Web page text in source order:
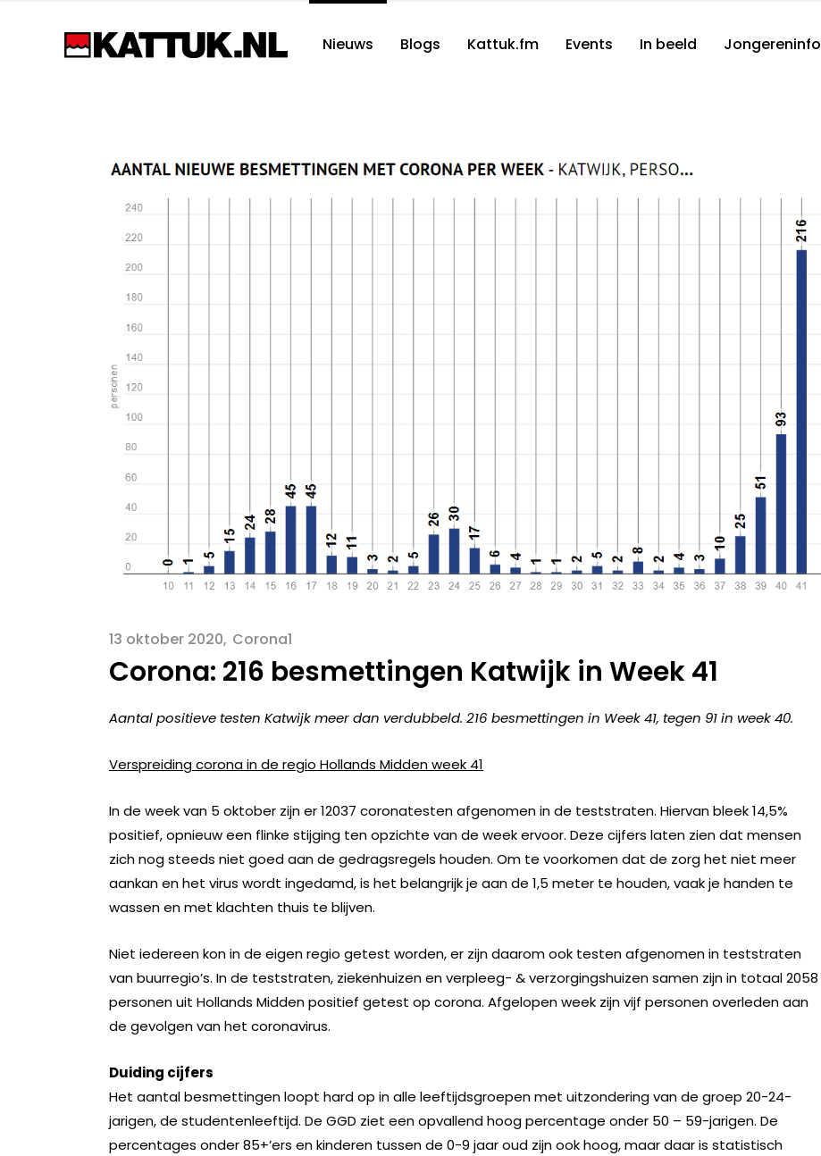
Nieuws Blogs Kattuk.fm Events In beeld Jongereninfo
13 oktober 2020 Corona1
Corona: 216 besmettingen Katwijk in Week 41
Aantal positieve testen Katwijk meer dan verdubbeld. 216 besmettingen in Week 41, tegen 91 in week 40.
Verspreiding corona in de regio Hollands Midden week 41
In de week van 5 oktober zijn er 12037 coronatesten afgenomen in de teststraten. Hiervan bleek 14,5%
positief, opnieuw een flinke stijging ten opzichte van de week ervoor. Deze cijfers laten zien dat mensen
zich nog steeds niet goed aan de gedragsregels houden. Om te voorkomen dat de zorg het niet meer
aankan en het virus wordt ingedamd, is het belangrijk je aan de 1,5 meter te houden, vaak je handen te
wassen en met klachten thuis te blijven.
Niet iedereen kon in de eigen regio getest worden, er zijn daarom ook testen afgenomen in teststraten
van buurregio’s. In de teststraten, ziekenhuizen en verpleeg- & verzorgingshuizen samen zijn in totaal 2058
personen uit Hollands Midden positief getest op corona. Afgelopen week zijn vijf personen overleden aan
de gevolgen van het coronavirus.
Duiding cijfers
Het aantal besmettingen loopt hard op in alle leeftijdsgroepen met uitzondering van de groep 20-24-
jarigen, de studentenleeftijd. De GGD ziet een opvallend hoog percentage onder 50 – 59-jarigen. De
percentages onder 85+’ers en kinderen tussen de 0-9 jaar oud zijn ook hoog, maar daar is statistisch